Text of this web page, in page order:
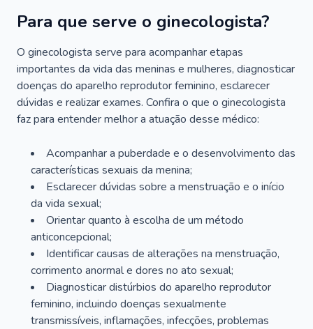
Para que serve o ginecologista?
O ginecologista serve para acompanhar etapas
importantes da vida das meninas e mulheres, diagnosticar
doenças do aparelho reprodutor feminino, esclarecer
dúvidas e realizar exames. Confira o que o ginecologista
faz para entender melhor a atuação desse médico:
Acompanhar a puberdade e o desenvolvimento das
características sexuais da menina;
Esclarecer dúvidas sobre a menstruação e o início
da vida sexual;
Orientar quanto à escolha de um método
anticoncepcional;
Identificar causas de alterações na menstruação,
corrimento anormal e dores no ato sexual;
Diagnosticar distúrbios do aparelho reprodutor
feminino, incluindo doenças sexualmente
transmissíveis, inflamações, infecções, problemas